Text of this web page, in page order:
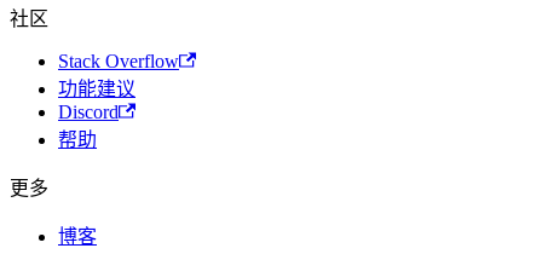
社区
Stack Overflow
功能建议
Discord
帮助
更多
博客